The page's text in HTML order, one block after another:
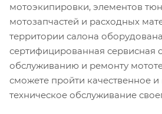
мотоэкипировки, элементов
мотозапчастей и расходных
территории салона оборудована
сертифицированная сервисная
обслуживанию и ремонту
сможете пройти качественное
техническое обслуживание